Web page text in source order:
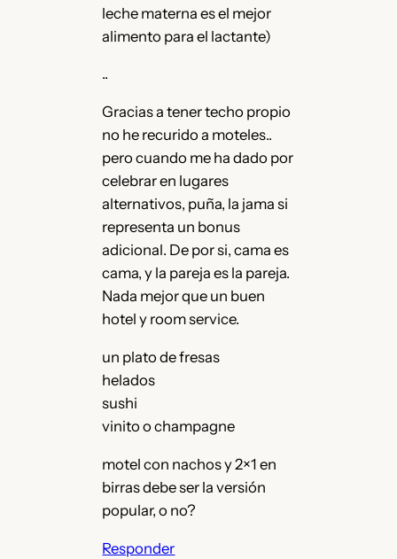
leche materna es el mejor
alimento para el lactante)
..
Gracias a tener techo propio
no he recurido a moteles..
pero cuando me ha dado por
celebrar en lugares
alternativos, puña, la jama si
representa un bonus
adicional. De por si, cama es
cama, y la pareja es la pareja.
Nada mejor que un buen
hotel y room service.
un plato de fresas
helados
sushi
vinito o champagne
motel con nachos y 2×1 en
birras debe ser la versión
popular, o no?
Responder